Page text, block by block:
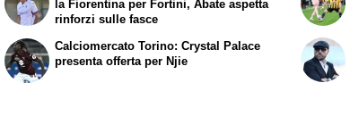
la Fiorentina per Fortini, Abate aspetta
rinforzi sulle fasce
Calciomercato Torino: Crystal Palace
presenta offerta per Njie